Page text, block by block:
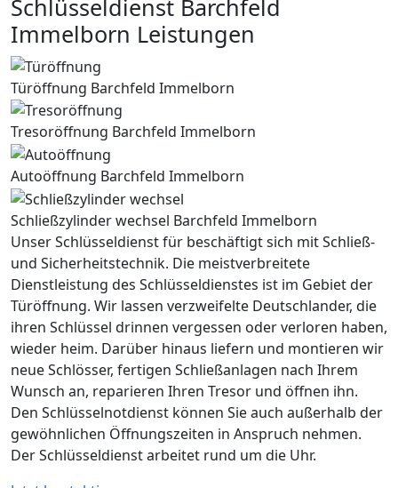
Schlüsseldienst Barchfeld
Immelborn Leistungen
Türöffnung Barchfeld Immelborn
Tresoröffnung Barchfeld Immelborn
Autoöffnung Barchfeld Immelborn
Schließzylinder wechsel Barchfeld Immelborn
Unser Schlüsseldienst für beschäftigt sich mit Schließ-
und Sicherheitstechnik. Die meistverbreitete
Dienstleistung des Schlüsseldienstes ist im Gebiet der
Türöffnung. Wir lassen verzweifelte Deutschlander, die
ihren Schlüssel drinnen vergessen oder verloren haben,
wieder heim. Darüber hinaus liefern und montieren wir
neue Schlösser, fertigen Schließanlagen nach Ihrem
Wunsch an, reparieren Ihren Tresor und öffnen ihn.
Den Schlüsselnotdienst können Sie auch außerhalb der
gewöhnlichen Öffnungszeiten in Anspruch nehmen.
Der Schlüsseldienst arbeitet rund um die Uhr.